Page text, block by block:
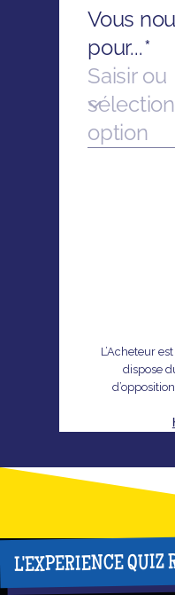
L’Acheteur
dispose
L'EXPERIENCE QUIZ